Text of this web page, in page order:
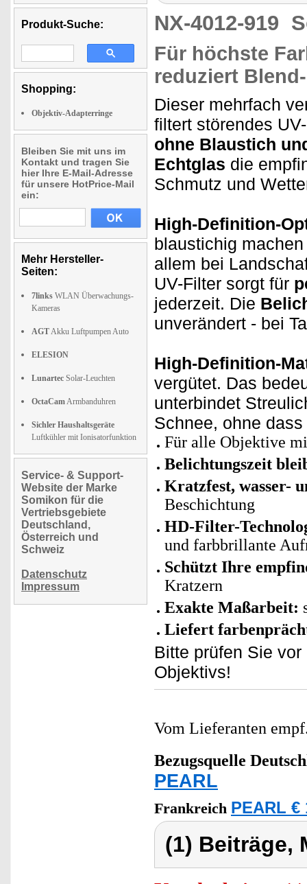
Produkt-Suche:
Shopping:
Objektiv-Adapterringe
Bleiben Sie mit uns im
Kontakt und tragen Sie
hier Ihre E-Mail-Adresse
für unsere HotPrice-Mail
ein:
Mehr Hersteller-
Seiten:
7links WLAN Überwachungs-
Kameras
AGTAkku Luftpumpen Auto
ELESION
Lunartec Solar-Leuchten
OctaCamArmbanduhren
Sichler Haushaltsgeräte
Luftkühler mit Ionisatorfunktion
Service- & Support-
Website der Marke
Somikon für die
Vertriebsgebiete
Deutschland,
Österreich und
Schweiz
Datenschutz
Impressum
NX-4012-919
Für höchste
reduziert
Dieser mehrfach
filtert störendes
ohne Blaustich
Echtglas die
Schmutz und
High-Definition-
blaustichig
allem bei
UV-Filter sorgt für
jederzeit. Die
unverändert - bei
High-Definition-
vergütet. Das
unterbindet
Schnee, ohne
Für alle Objektive
Belichtungszeit
Kratzfest, wasser-
Beschichtung
HD-Filter-
und farbbrillante
Schützt Ihre
Kratzern
Exakte Maßarbeit:
Liefert
Bitte prüfen Sie
Objektivs!
Vom Lieferanten
Bezugsquelle
PEARL
Frankreich PEARL €
(1) Beiträge,